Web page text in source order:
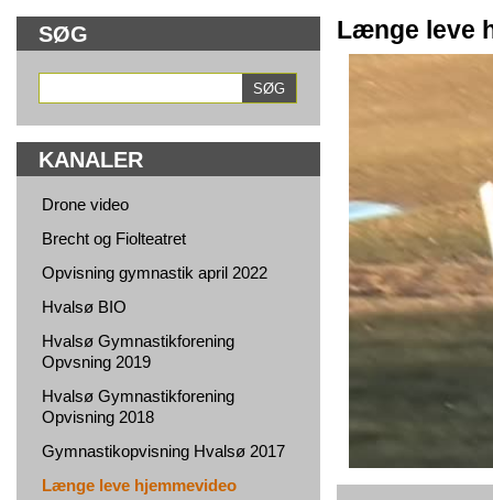
SØG
KANALER
Drone video
Brecht og Fiolteatret
Opvisning gymnastik april 2022
Hvalsø BIO
Hvalsø Gymnastikforening
Opvsning 2019
Hvalsø Gymnastikforening
Opvisning 2018
Gymnastikopvisning Hvalsø 2017
Længe leve hjemmevideo
Længe leve